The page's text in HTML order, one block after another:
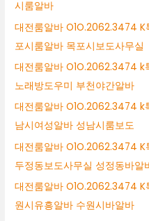
시룸알바
대전룸알바 O1O.2062.3474 K
포시룸알바 목포시보도사무실
대전룸알바 O1O.2062.3474
노래방도우미 부천야간알바
대전룸알바 O1O.2062.3474
남시여성알바 성남시룸보도
대전룸알바 O1O.2062.3474
두정동보도사무실 성정동바알
대전룸알바 O1O.2062.3474 K
원시유흥알바 수원시바알바